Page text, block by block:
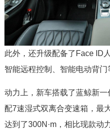
此外，还升级配备了Face ID
智能远程控制、智能电动背门
动力上，新车搭载了蓝鲸新
配7速湿式双离合变速箱，最
达到了300N·m，相比现款动